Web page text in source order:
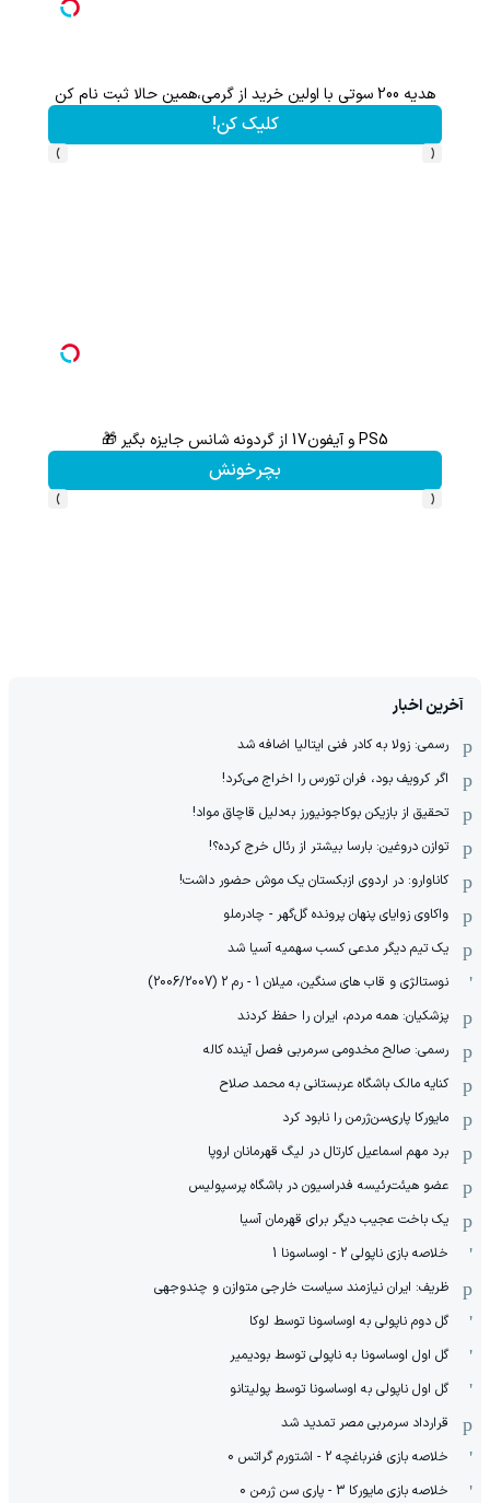
هدیه 200 سوتی با اولین خرید از گرمی،همین حالا ثبت نام کن
کلیک کن!
‹
›
PS5 و آیفون17 از گردونه شانس جایزه بگیر 🎁
بچرخونش
‹
›
آخرین اخبار
رسمی: زولا به کادر فنی ایتالیا اضافه شد
اگر کرویف بود، فران تورس را اخراج می‌کرد!
تحقیق از بازیکن بوکاجونیورز به‌دلیل قاچاق مواد!
توازن دروغین: بارسا بیشتر از رئال خرج کرده؟!
کاناوارو: در اردوی ازبکستان یک موش حضور داشت!
واکاوی زوایای پنهان پرونده گل‌گهر - چادرملو
یک تیم دیگر مدعی کسب سهمیه آسیا شد
نوستالژی و قاب های سنگین، میلان 1 - رم 2 (2006/2007)
پزشکیان: همه مردم، ایران را حفظ کردند
رسمی: صالح مخدومی سرمربی فصل آینده کاله
کنایه مالک باشگاه عربستانی به محمد صلاح
مایورکا پاری‌سن‌ژرمن را نابود کرد
برد مهم اسماعیل کارتال در لیگ قهرمانان اروپا
عضو هیئت‌رئیسه فدراسیون در باشگاه پرسپولیس
یک باخت عجیب دیگر برای قهرمان آسیا
خلاصه بازی ناپولی 2 - اوساسونا 1
ظریف: ایران نیازمند سیاست خارجی متوازن و چندوجهی
گل دوم ناپولی به اوساسونا توسط لوکا
گل اول اوساسونا به ناپولی توسط بودیمیر
گل اول ناپولی به اوساسونا توسط پولیتانو
قرارداد سرمربی مصر تمدید شد
خلاصه بازی فنرباغچه 2 - اشتورم گراتس 0
خلاصه بازی مایورکا 3 - پاری سن ژرمن 0